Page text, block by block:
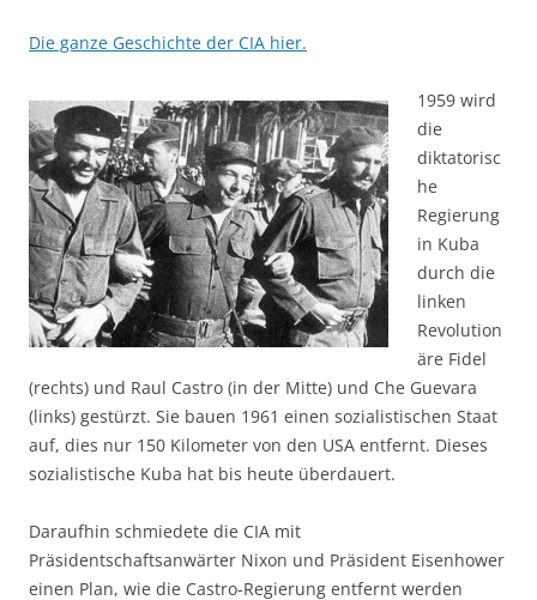
Die ganze Geschichte der CIA hier.
1959 wird
die
diktatorisc
he
Regierung
in Kuba
durch die
linken
Revolution
äre Fidel
(rechts) und Raul Castro (in der Mitte) und Che Guevara
(links) gestürzt. Sie bauen 1961 einen sozialistischen Staat
auf, dies nur 150 Kilometer von den USA entfernt. Dieses
sozialistische Kuba hat bis heute überdauert.
Daraufhin schmiedete die CIA mit
Präsidentschaftsanwärter Nixon und Präsident Eisenhower
einen Plan, wie die Castro-Regierung entfernt werden